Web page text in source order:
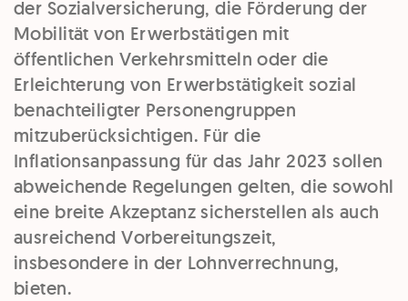
der Sozialversicherung, die Förderung der
Mobilität von Erwerbstätigen mit
öffentlichen Verkehrsmitteln oder die
Erleichterung von Erwerbstätigkeit sozial
benachteiligter Personengruppen
mitzuberücksichtigen. Für die
Inflationsanpassung für das Jahr 2023 sollen
abweichende Regelungen gelten, die sowohl
eine breite Akzeptanz sicherstellen als auch
ausreichend Vorbereitungszeit,
insbesondere in der Lohnverrechnung,
bieten.